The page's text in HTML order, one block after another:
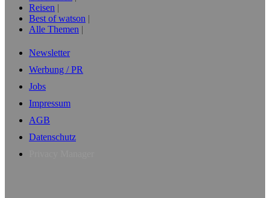
Reisen
Best of watson
Alle Themen
Newsletter
Werbung / PR
Jobs
Impressum
AGB
Datenschutz